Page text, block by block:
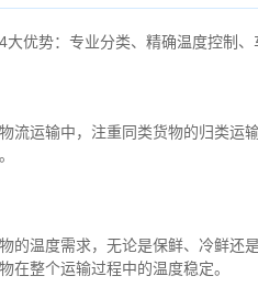
优势： 专业分类、 精确温度控制、
流运输中，注重同类货物的归类运
的温度需求，无论是保鲜、冷鲜还
在整个运输过程中的温度稳定。